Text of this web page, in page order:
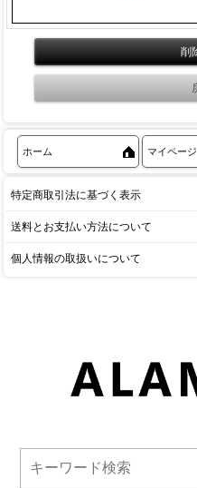
ホーム マイページ
特定商取引法に基づく表示
送料とお支払い方法について
個人情報の取扱いについて